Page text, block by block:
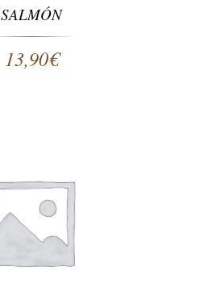
SALMÓN
13,90€